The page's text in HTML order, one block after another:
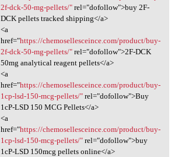
2f-dck-50-mg-pellets/"rel="dofollow">buy 2F-
DCK pellets tracked shipping</a>
<a
href="https://chemosellesceince.com/product/buy-
2f-dck-50-mg-pellets/"rel="dofollow">2F-DCK
50mg analytical reagent pellets</a>
<a
href="https://chemosellesceince.com/product/buy-
1cp-lsd-150-mcg-pellets/"rel="dofollow">Buy
1cP-LSD 150 MCG Pellets</a>
<a
href="https://chemosellesceince.com/product/buy-
1cp-lsd-150-mcg-pellets/"rel="dofollow">buy
1cP-LSD 150mcg pellets online</a>